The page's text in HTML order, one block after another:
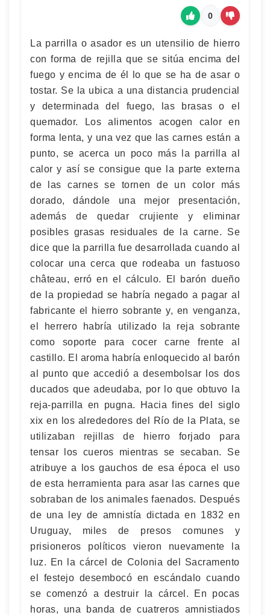
0
La parrilla o asador es un utensilio de hierro
con forma de rejilla que se sitúa encima del
fuego y encima de él lo que se ha de asar o
tostar. Se la ubica a una distancia prudencial
y determinada del fuego, las brasas o el
quemador. Los alimentos acogen calor en
forma lenta, y una vez que las carnes están a
punto, se acerca un poco más la parrilla al
calor y así se consigue que la parte externa
de las carnes se tornen de un color más
dorado, dándole una mejor presentación,
además de quedar crujiente y eliminar
posibles grasas residuales de la carne. Se
dice que la parrilla fue desarrollada cuando al
colocar una cerca que rodeaba un fastuoso
château, erró en el cálculo. El barón dueño
de la propiedad se habría negado a pagar al
fabricante el hierro sobrante y, en venganza,
el herrero habría utilizado la reja sobrante
como soporte para cocer carne frente al
castillo. El aroma habría enloquecido al barón
al punto que accedió a desembolsar los dos
ducados que adeudaba, por lo que obtuvo la
reja-parrilla en pugna. Hacia fines del siglo
xix en los alrededores del Río de la Plata, se
utilizaban rejillas de hierro forjado para
tensar los cueros mientras se secaban. Se
atribuye a los gauchos de esa época el uso
de esta herramienta para asar las carnes que
sobraban de los animales faenados. Después
de una ley de amnistía dictada en 1832 en
Uruguay, miles de presos comunes y
prisioneros políticos vieron nuevamente la
luz. En la cárcel de Colonia del Sacramento
el festejo desembocó en escándalo cuando
se comenzó a destruir la cárcel. En pocas
horas, una banda de cuatreros amnistiados